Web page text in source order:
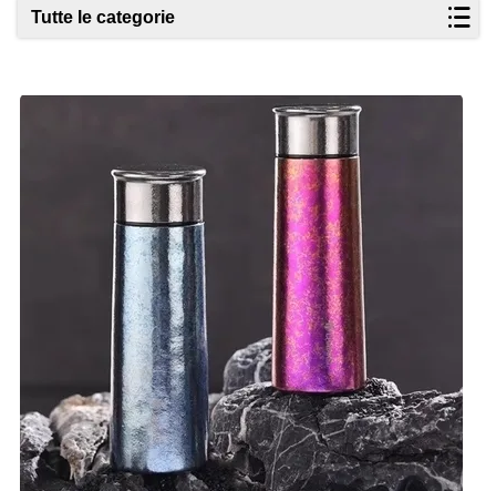
Tutte le categorie